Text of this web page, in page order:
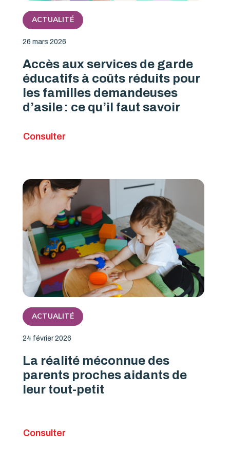
ACTUALITÉ
26 mars 2026
Accès aux services de garde
éducatifs à coûts réduits pour
les familles demandeuses
d’asile : ce qu’il faut savoir
Consulter
ACTUALITÉ
24 février 2026
La réalité méconnue des
parents proches aidants de
leur tout-petit
Consulter